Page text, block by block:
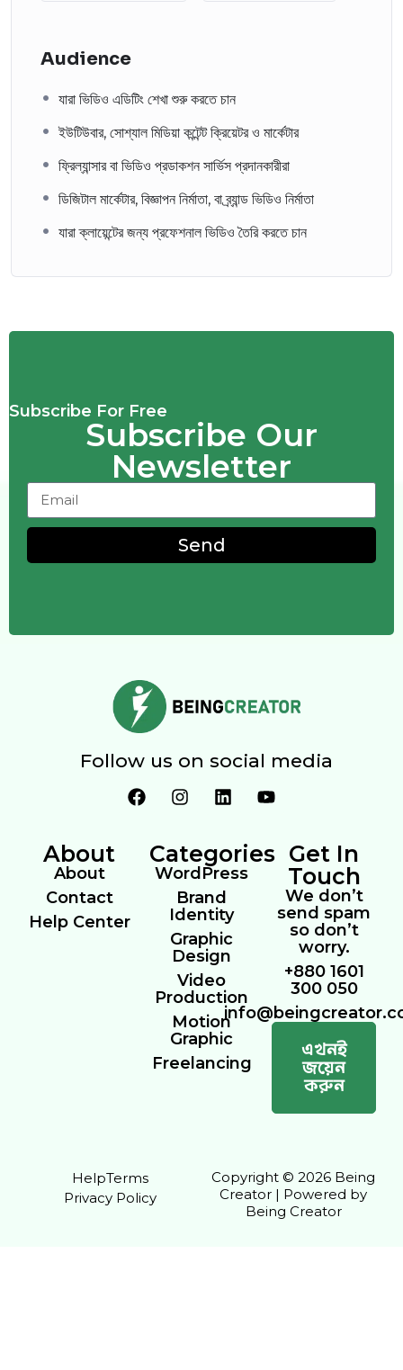
Audience
যারা ভিডিও এডিটিং শেখা শুরু করতে চান
ইউটিউবার, সোশ্যাল মিডিয়া কন্টেন্ট ক্রিয়েটর ও মার্কেটার
ফ্রিল্যান্সার বা ভিডিও প্রডাকশন সার্ভিস প্রদানকারীরা
ডিজিটাল মার্কেটার, বিজ্ঞাপন নির্মাতা, বা ব্র্যান্ড ভিডিও নির্মাতা
যারা ক্লায়েন্টের জন্য প্রফেশনাল ভিডিও তৈরি করতে চান
Subscribe For Free
Subscribe Our
Newsletter
Send
Follow us on social media
About
About
Contact
Help Center
Categories
WordPress
Brand
Identity
Graphic
Design
Video
Production
Motion
Graphic
Freelancing
Get In
Touch
We don’t
send spam
so don’t
worry.
+880 1601
300 050
এখনই
জয়েন
করুন
HelpTerms
Privacy Policy
Copyright © 2026 Being
Creator | Powered by
Being Creator